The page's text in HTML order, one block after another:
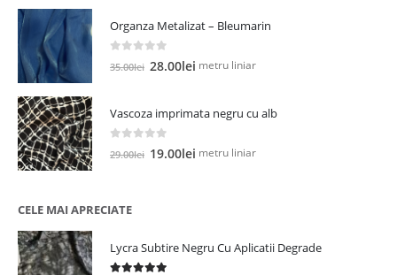
fost:
27.00lei.
25.00lei.
Organza Metalizat – Bleumarin
out of 5
35.00lei Prețul
fost:
35.00lei.
28.00lei Prețul
28.00lei.
metru liniar
Vascoza imprimata negru cu alb
out of 5
29.00lei Prețul
19.00lei Prețul
metru liniar
CELE MAI APRECIATE
Lycra Subtire Negru Cu Aplicatii Degrade